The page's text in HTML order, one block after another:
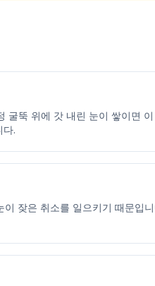
굴뚝 위에 갓 내린 눈이 쌓이면
다.
잦은 취소를 일으키기 때문입